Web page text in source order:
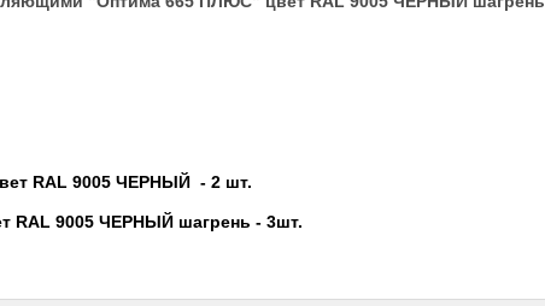
RAL 9005 ЧЕРНЫЙ - 2 шт.
RAL 9005 ЧЕРНЫЙ шагрень - 3шт.